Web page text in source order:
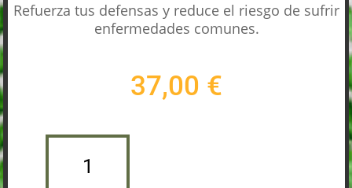
Refuerza tus defensas y reduce el riesgo de sufrir
enfermedades comunes.
37,00 €
C-
LIPOSOMAL